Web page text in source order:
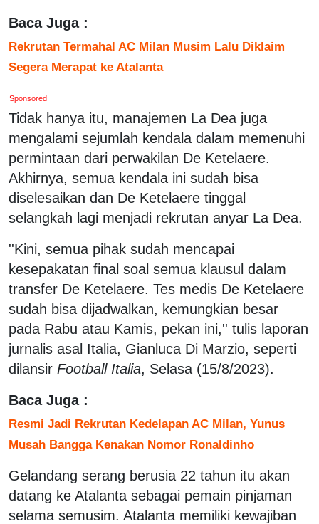
Baca Juga :
Rekrutan Termahal AC Milan Musim Lalu Diklaim
Segera Merapat ke Atalanta
Sponsored
Tidak hanya itu, manajemen La Dea juga
mengalami sejumlah kendala dalam memenuhi
permintaan dari perwakilan De Ketelaere.
Akhirnya, semua kendala ini sudah bisa
diselesaikan dan De Ketelaere tinggal
selangkah lagi menjadi rekrutan anyar La Dea.
''Kini, semua pihak sudah mencapai
kesepakatan final soal semua klausul dalam
transfer De Ketelaere. Tes medis De Ketelaere
sudah bisa dijadwalkan, kemungkian besar
pada Rabu atau Kamis, pekan ini,'' tulis laporan
jurnalis asal Italia, Gianluca Di Marzio, seperti
dilansir Football Italia, Selasa (15/8/2023).
Baca Juga :
Resmi Jadi Rekrutan Kedelapan AC Milan, Yunus
Musah Bangga Kenakan Nomor Ronaldinho
Gelandang serang berusia 22 tahun itu akan
datang ke Atalanta sebagai pemain pinjaman
selama semusim. Atalanta memiliki kewajiban